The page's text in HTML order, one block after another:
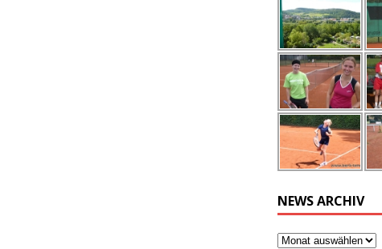
NEWS ARCHIV